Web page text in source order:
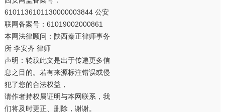
6101136101130000003844 公安
联网备案号：61019002000861
本网法律顾问：陕西秦正律师事务
所 李安齐 律师
声明：转载此文是出于传递更多信
息之目的。若有来源标注错误或侵
犯了您的合法权益，
请作者持权属证明与本网联系，我
们将及时更正、删除，谢谢。